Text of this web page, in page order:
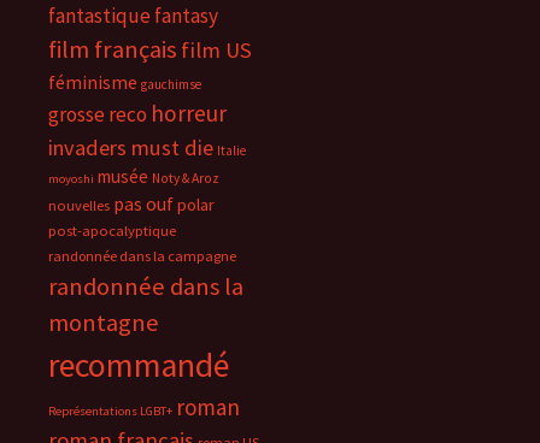
fantastiquefantasy
film français film US
féminisme gauchimse
grosse reco horreur
invaders must die Italie
moyoshi musée Noty & Aroz
nouvelles pas oufpolar
post-apocalyptique
randonnée dans la campagne
randonnée dans la
montagne
recommandé
Représentations LGBT+ roman